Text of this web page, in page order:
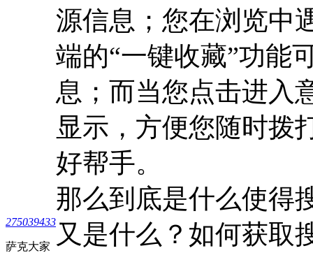
275039433
萨克大家
源信息；您在浏览中
端的“一键收藏”功能
息；而当您点击进入
显示，方便您随时拨
好帮手。
那么到底是什么使得
又是什么？如何获取